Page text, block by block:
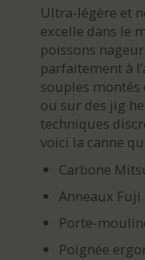
Ultra-légère et
excelle dans le
poissons
parfaitement à
souples
ou sur des jig
techniques
voici la canne
Carbone
Anneaux Fuji
Porte-
Poignée